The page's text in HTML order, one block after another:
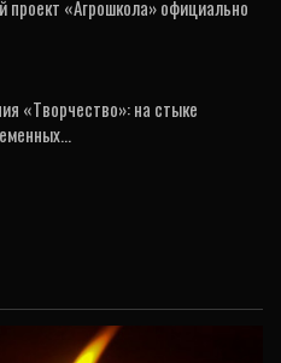
проект «Агрошкола» официально
«Творчество»: на стыке